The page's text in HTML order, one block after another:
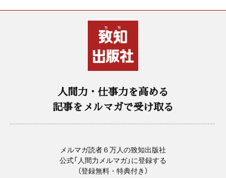
人間力・仕事力を高める
記事をメルマガで受け取る
メルマガ読者６万人の致知出版社
公式「人間力メルマガ」に登録する
（登録無料・特典付き）